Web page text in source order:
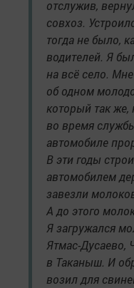
отслужив,
совхоз.
тогда не было,
водителей. Я
на всё село.
об одном
который так
во время
автомобиле
В эти годы
автомобилем
завезли
А до этого
Я загружался
Ятмас-Дусаево,
в Таканыш. И
возил для